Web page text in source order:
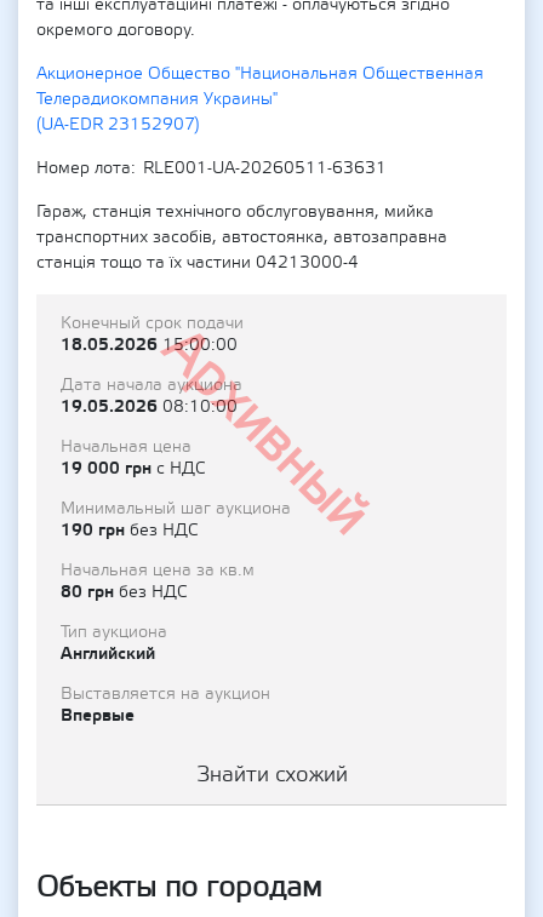
та інші експлуатаційні платежі - оплачуються згідно
окремого договору.
Акционерное Общество "Национальная Общественная
Телерадиокомпания Украины"
(UA-EDR 23152907)
Номер лота
RLE001-UA-20260511-63631
Гараж, станція технічного обслуговування, мийка
транспортних засобів, автостоянка, автозаправна
станція тощо та їх частини 04213000-4
Архивный
Конечный срок подачи
18.05.202615:00:00
Дата начала аукциона
19.05.2026 08:10:00
Начальная цена
19 000 грн с НДС
Минимальный шаг аукциона
190 грн без НДС
Начальная цена за кв.м
80 грн без НДС
Тип аукциона
Английский
Выставляется на аукцион
Впервые
Знайти схожий
Объекты по городам